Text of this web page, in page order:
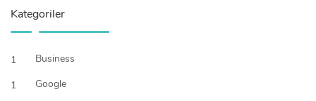
Kategoriler
1
Business
1
Google